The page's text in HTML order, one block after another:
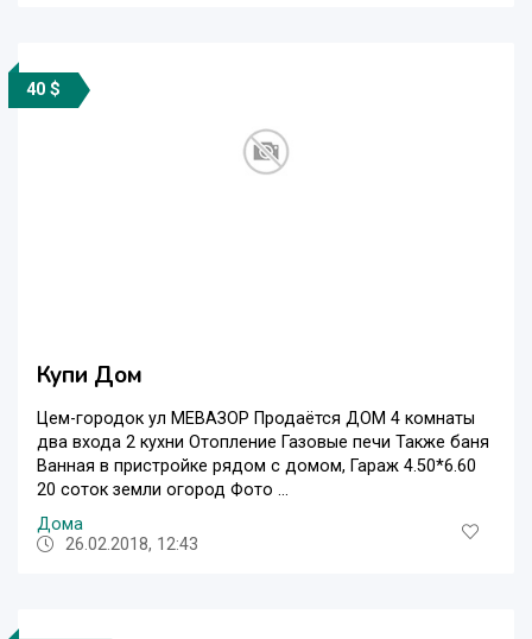
40 $
Купи Дом
Цем-городок ул МЕВАЗОР Продаётся ДОМ 4 комнаты
два входа 2 кухни Отопление Газовые печи Также баня
Ванная в пристройке рядом с домом, Гараж 4.50*6.60
20 соток земли огород Фото ...
Дома
26.02.2018, 12:43